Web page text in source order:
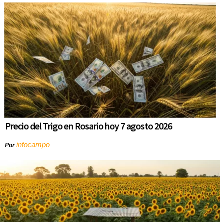
Precio del Trigo en Rosario hoy 7 agosto 2026
Porinfocampo